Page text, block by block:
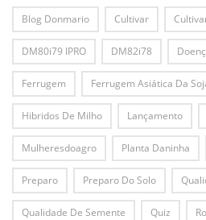
Blog Donmario Cultivar
DM80i79 IPRO DM82i78
Ferrugem Ferrugem Asiática Da
Hibridos De Milho Lançamento
Mulheresdoagro Planta Daninha
Preparo Preparo Do Solo
Qualidade De Semente Quiz